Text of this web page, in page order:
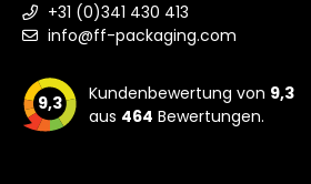
+31 (0)341 430 413
info@ff-packaging.com
9,3 Kundenbewertung von 9,3
aus 464 Bewertungen.